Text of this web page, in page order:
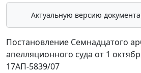
Актуальную версию
Постановление Семнадцатого
апелляционного суда от 1
17АП-5839/07